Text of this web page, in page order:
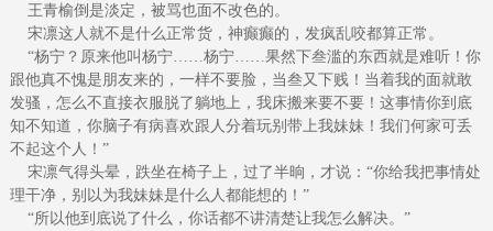
王青榆倒是淡定，被骂也面不改色的。
宋凛这人就不是什么正常货，神癫癫的，发疯乱咬都算正常。
“杨宁？原来他叫杨宁……杨宁……果然下叁滥的东西就是难听！你
跟他真不愧是朋友来的，一样不要脸，当叁又下贱！当着我的面就敢
发骚，怎么不直接衣服脱了躺地上，我床搬来要不要！这事情你到底
知不知道，你脑子有病喜欢跟人分着玩别带上我妹妹！我们何家可丢
不起这个人！”
宋凛气得头晕，跌坐在椅子上，过了半晌，才说：“你给我把事情处
理干净，别以为我妹妹是什么人都能想的！”
“所以他到底说了什么，你话都不讲清楚让我怎么解决。”